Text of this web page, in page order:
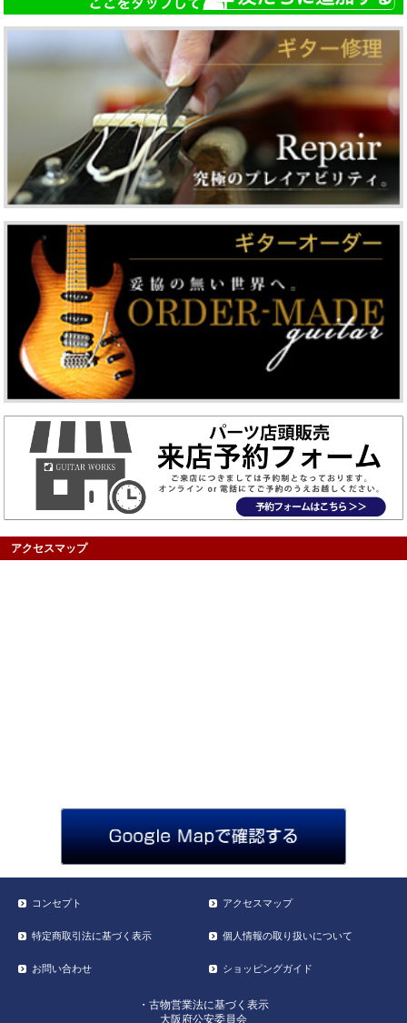
アクセスマップ
コンセプト アクセスマップ
特定商取引法に基づく表示 個人情報の取り扱いについて
お問い合わせ ショッピングガイド
・古物営業法に基づく表示
大阪府公安委員会